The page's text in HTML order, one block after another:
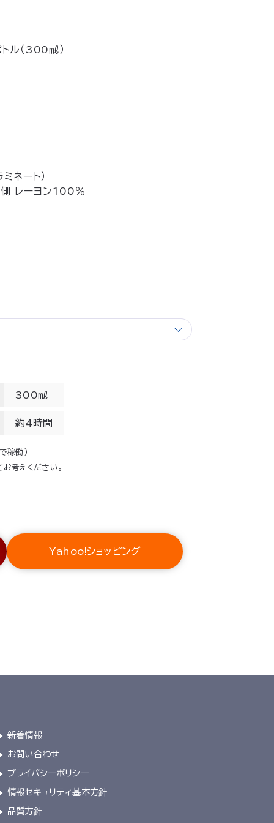
ル（300㎖）
ネート）
レーヨン100％
300㎖
約4時間
稼働）
考えください。
Yahoo!ショッピング
新着情報
お問い合わせ
プライバシーポリシー
情報セキュリティ基本方針
品質方針